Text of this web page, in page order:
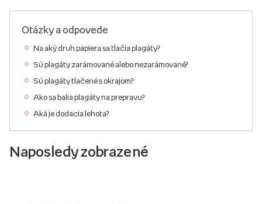
Otázky a odpovede
Na aký druh papiera sa tlačia plagáty?
Sú plagáty zarámované alebo nezarámované?
Sú plagáty tlačené s okrajom?
Ako sa balia plagáty na prepravu?
Aká je dodacia lehota?
Naposledy zobrazené